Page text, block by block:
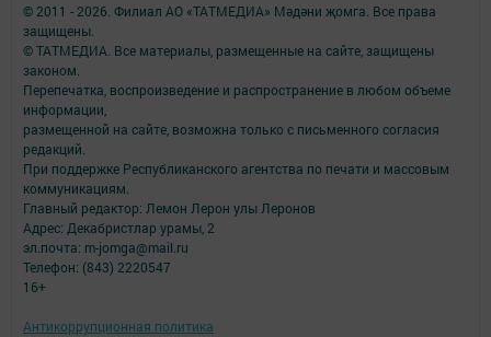
© 2011 - 2026. Филиал АО «ТАТМЕДИА» Мәдәни җомга. Все права
защищены.
© ТАТМЕДИА. Все материалы, размещенные на сайте, защищены
законом.
Перепечатка, воспроизведение и распространение в любом объеме
информации,
размещенной на сайте, возможна только с письменного согласия
редакций.
При поддержке Республиканского агентства по печати и массовым
коммуникациям.
Главный редактор: Лемон Лерон улы Леронов
Адрес: Декабристлар урамы, 2
эл.почта: m-jomga@mail.ru
Телефон: (843) 2220547
16+
Антикоррупционная политика